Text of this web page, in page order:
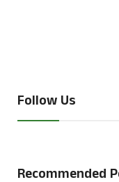
Follow Us
Recommended